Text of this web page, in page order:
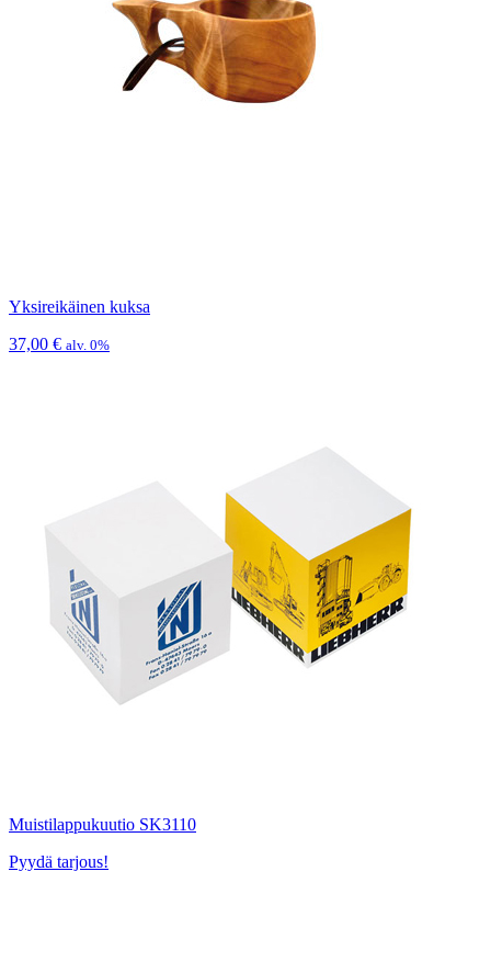
Yksireikäinen kuksa
37,00 € alv. 0%
Muistilappukuutio SK3110
Pyydä tarjous!